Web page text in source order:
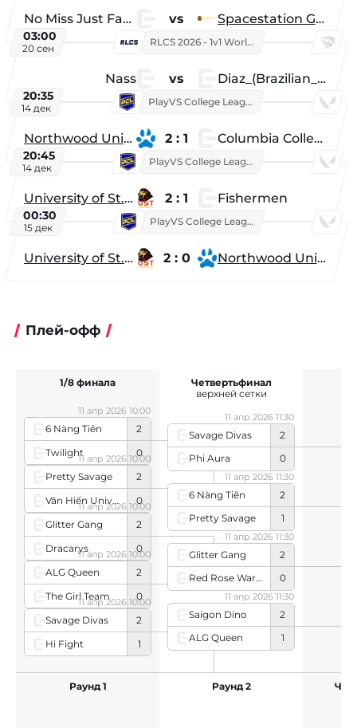
No Miss Just Fake vs Spacestation Gaming
03:00
20 сен
RLCS 2026 - 1v1 World Championship
Nass vs Diaz_(Brazilian_Player)
20:35
14 дек
PlayVS College League 2025: Fall
Northwood University 2 : 1 Columbia College
20:45
14 дек
PlayVS College League 2025: Fall
University of St. Thomas 2 : 1 Fishermen
00:30
15 дек
PlayVS College League 2025: Fall
University of St. Thomas 2 : 0 Northwood University
Плей-офф
6 Nàng Tiên
2
Twilight
0
11 апр 2026 10:00
Pretty Savage
2
Văn Hiến University
0
11 апр 2026 10:00
Glitter Gang
2
Dracarys
0
11 апр 2026 10:00
ALG Queen
2
The Girl Team
0
11 апр 2026 10:00
Savage Divas
2
Hi Fight
1
11 апр 2026 10:00
1/8 финала
Savage Divas
2
Phi Aura
0
11 апр 2026 11:30
6 Nàng Tiên
2
Pretty Savage
1
11 апр 2026 11:30
Glitter Gang
2
Red Rose Warriors
0
11 апр 2026 11:30
Saigon Dino
2
ALG Queen
1
11 апр 2026 11:30
Четвертьфинал
верхней сетки
Раунд 1 Раунд 2